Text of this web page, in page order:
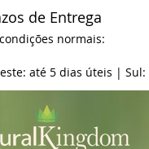
de Entrega
normais:
até 5 dias úteis |